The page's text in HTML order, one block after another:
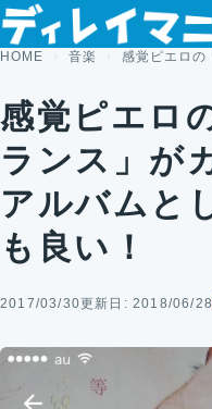
コンテンツへスキップ
HOME 音楽 感覚ピエロの
感覚ピエロ
ランス」が
アルバムと
も良い！
2017/03/30更新日: 2018/06/28